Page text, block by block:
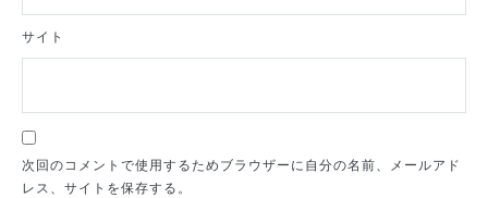
サイト
次回のコメントで使用するためブラウザーに自分の名前、メールアド
レス、サイトを保存する。